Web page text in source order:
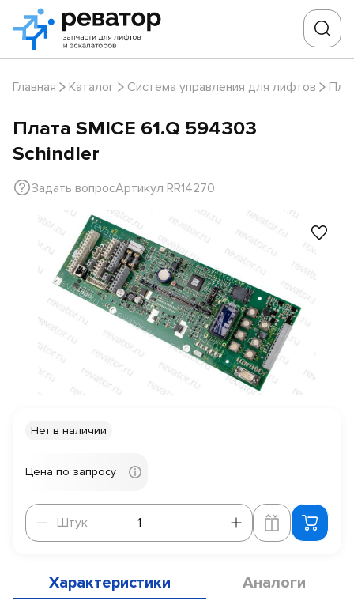
Главная Каталог Система управления для лифтов
Плата SMICE 61.Q 594303
Schindler
Задать вопросАртикул RR14270
Нет в наличии
Цена по запросу
Штук
Штук
Характеристики Аналоги